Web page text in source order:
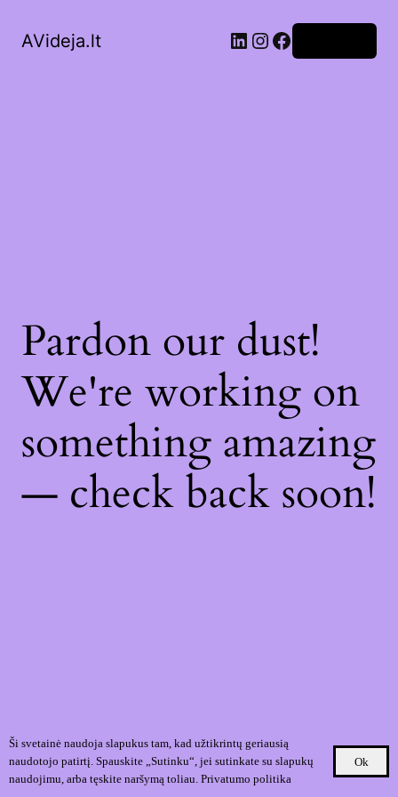
AVideja.lt LinkedIn
Instagram
Facebook
Pardon our dust!
We're working on
something amazing
— check back soon!
Ši svetainė naudoja slapukus tam, kad užtikrintų geriausią
naudotojo patirtį. Spauskite „Sutinku“, jei sutinkate su slapukų
naudojimu, arba tęskite naršymą toliau. Privatumo politika
Ok